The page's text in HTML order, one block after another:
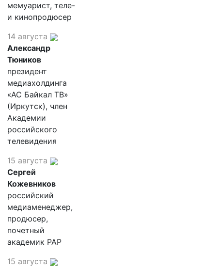
мемуарист, теле-
и кинопродюсер
14 августа
Александр
Тюников
президент
медиахолдинга
«АС Байкал ТВ»
(Иркутск), член
Академии
российского
телевидения
15 августа
Сергей
Кожевников
российский
медиаменеджер,
продюсер,
почетный
академик РАР
15 августа